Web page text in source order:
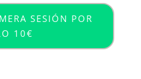
SESIÓN POR
10€